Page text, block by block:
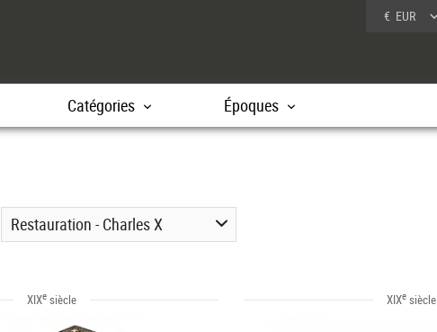
€ EUR
Catégories Époques
Restauration - Charles X
XIXesiècle XIXesiècle